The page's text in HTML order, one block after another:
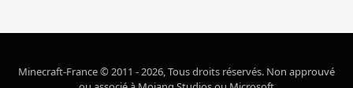
Minecraft-France © 2011 - 2026, Tous droits réservés. Non approuvé